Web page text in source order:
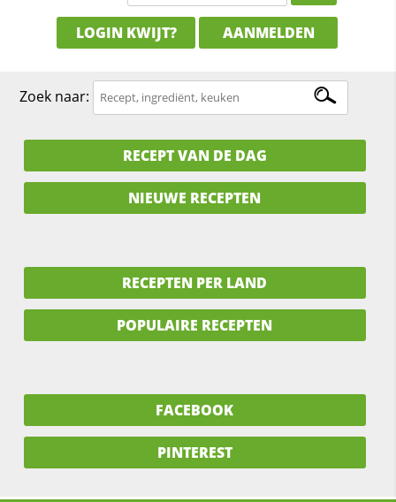
LOGIN KWIJT? AANMELDEN
Zoek naar:
RECEPT VAN DE DAG
NIEUWE RECEPTEN
RECEPTEN PER LAND
POPULAIRE RECEPTEN
FACEBOOK
PINTEREST